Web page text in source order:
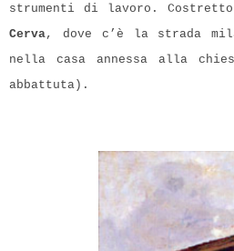
strumenti di lavoro.
Cerva, dove c’è la strada
nella casa annessa alla
abbattuta).